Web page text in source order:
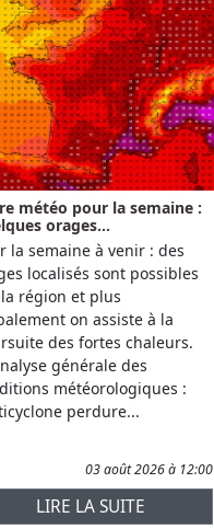
météo pour la semaine :
orages...
la semaine à venir : des
localisés sont possibles
région et plus
on assiste à la
des fortes chaleurs.
générale des
météorologiques :
perdure...
03 août 2026 à 12:00
LIRE LA SUITE